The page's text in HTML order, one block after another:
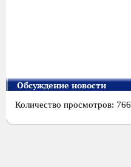
Обсуждение новости
Количество просмотров: 766